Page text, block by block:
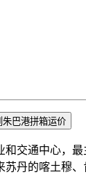
朱巴港拼箱运价
交通中心，
丹的喀土